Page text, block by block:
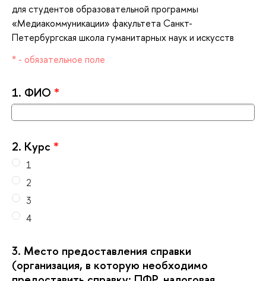
для студентов образовательной программы
«Медиакоммуникации» факультета Санкт-
Петербургская школа гуманитарных наук и искусст
* - обязательное поле
1. ФИО *
2. Курс *
1
2
3
4
3. Место предоставления справки
(организация, в которую необходимо